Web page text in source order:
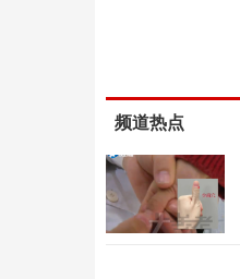
频道热点